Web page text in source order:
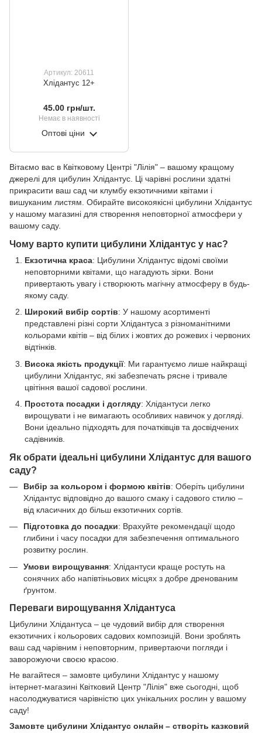
Артикул: 20611
Хлідантус 12+
45.00 грн/шт.
Немає в наявності
Оптові ціни
Вітаємо вас в Квітковому Центрі "Лілія" – вашому кращому
джерелі для цибулин Хлідантус. Ці чарівні рослини здатні
прикрасити ваш сад чи клумбу екзотичними квітами і
вишуканим листям. Обирайте високоякісні цибулини Хлідантус
у нашому магазині для створення неповторної атмосфери у
вашому саду.
Чому варто купити цибулини Хлідантус у нас?
Екзотична краса: Цибулини Хлідантус відомі своїми
неповторними квітами, що нагадують зірки. Вони
привертають увагу і створюють магічну атмосферу в будь-
якому саду.
Широкий вибір сортів: У нашому асортименті
представлені різні сорти Хлідантуса з різноманітними
кольорами квітів – від білих і жовтих до рожевих і червоних
відтінків.
Висока якість продукції: Ми гарантуємо лише найкращі
цибулини Хлідантус, які забезпечать рясне і тривале
цвітіння вашої садової рослини.
Простота посадки і догляду: Хлідантуси легко
вирощувати і не вимагають особливих навичок у догляді.
Вони ідеально підходять для початківців та досвідчених
садівників.
Як обрати ідеальні цибулини Хлідантус для вашого
саду?
Вибір за кольором і формою квітів: Оберіть цибулини
Хлідантус відповідно до вашого смаку і садового стилю –
від класичних до більш екзотичних сортів.
Підготовка до посадки: Врахуйте рекомендації щодо
глибини і часу посадки для забезпечення оптимального
розвитку рослин.
Умови вирощування: Хлідантуси краще ростуть на
сонячних або напівтіньових місцях з добре дренованим
ґрунтом.
Переваги вирощування Хлідантуса
Цибулини Хлідантуса – це чудовий вибір для створення
екзотичних і кольорових садових композицій. Вони зроблять
ваш сад чарівним і неповторним, привертаючи погляди і
заворожуючи своєю красою.
Не вагайтеся – замовте цибулини Хлідантус у нашому
інтернет-магазині Квітковий Центр "Лілія" вже сьогодні, щоб
насолоджуватися чарівністю цих унікальних рослин у вашому
саду!
Замовте цибулини Хлідантус онлайн – створіть казковий